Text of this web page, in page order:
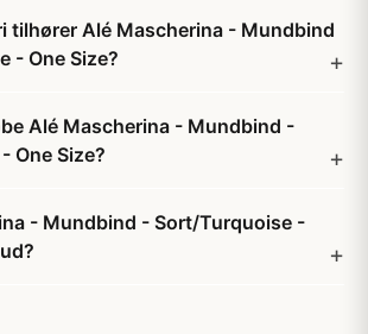
tilhører Alé Mascherina - Mundbind
- One Size?
Alé Mascherina - Mundbind -
One Size?
- Mundbind - Sort/Turquoise -